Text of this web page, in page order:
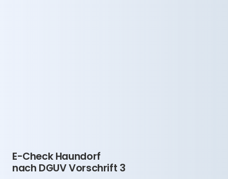
E-Check Haundorf
nach DGUV Vorschrift 3